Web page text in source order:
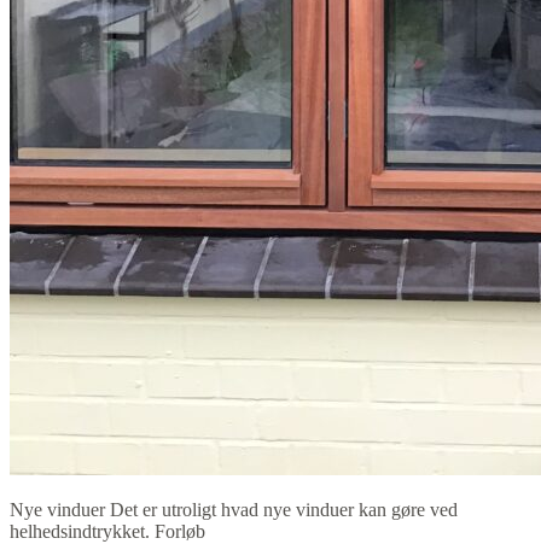
Nye vinduer Det er utroligt hvad nye vinduer kan gøre ved
helhedsindtrykket. Forløb